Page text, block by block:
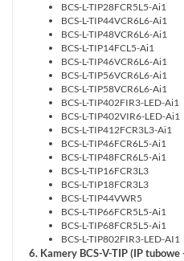
BCS-L-TIP28FCR5L5-Ai1
BCS-L-TIP44VCR6L6-Ai1
BCS-L-TIP48VCR6L6-Ai1
BCS-L-TIP14FCL5-Ai1
BCS-L-TIP46VCR6L6-Ai1
BCS-L-TIP56VCR6L6-Ai1
BCS-L-TIP58VCR6L6-Ai1
BCS-L-TIP402FIR3-LED-Ai1
BCS-L-TIP402VIR6-LED-Ai1
BCS-L-TIP412FCR3L3-Ai1
BCS-L-TIP46FCR6L5-Ai1
BCS-L-TIP48FCR6L5-Ai1
BCS-L-TIP16FCR3L3
BCS-L-TIP18FCR3L3
BCS-L-TIP44VWR5
BCS-L-TIP66FCR5L5-Ai1
BCS-L-TIP68FCR5L5-Ai1
BCS-L-TIP802FIR3-LED-AI1
6. Kamery BCS-V-TIP (IP